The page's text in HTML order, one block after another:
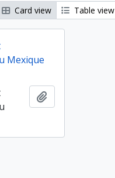
Card view Table view
Mexique